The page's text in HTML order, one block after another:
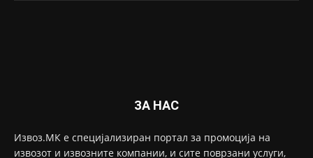
ЗА НАС
Извоз.МК е специјализиран портал за промоција на
извозот и извозните компании, и сите поврзани услуги,